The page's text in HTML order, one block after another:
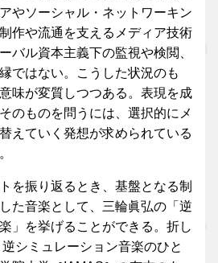
やソーシャル・ネットワーキン
作や流通を支えるメディア技術
バル資本主義下の監視や検閲、
ではない。こうした状況のも
味が変質しつつある。表現を成
のものを問うには、選択的にメ
えていく発想が求められている
を振り返るとき、基盤となる制
た音楽として、三輪眞弘の「逆
」を挙げることができる。折し
シミュレーション音楽のひと